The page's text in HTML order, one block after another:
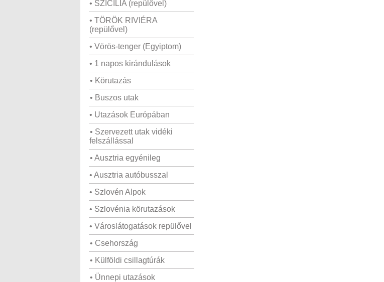
• SZICÍLIA (repülővel)
• TÖRÖK RIVIÉRA
(repülővel)
• Vörös-tenger (Egyiptom)
• 1 napos kirándulások
• Körutazás
• Buszos utak
• Utazások Európában
• Szervezett utak vidéki
felszállással
• Ausztria egyénileg
• Ausztria autóbusszal
• Szlovén Alpok
• Szlovénia körutazások
• Városlátogatások repülővel
• Csehország
• Külföldi csillagtúrák
• Ünnepi utazások